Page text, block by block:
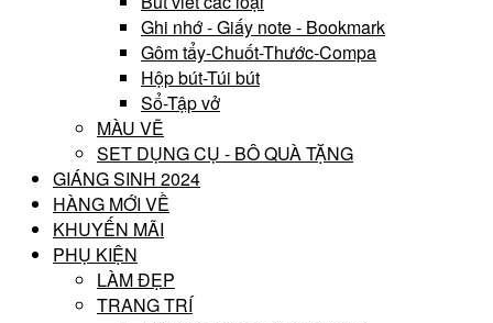
Ghi nhớ - Giấy note - Bookmark
Gôm tẩy-Chuốt-Thước-Compa
Hộp bút-Túi bút
Sổ-Tập vở
MÀU VẼ
SET DỤNG CỤ - BÔ QUÀ TẶNG
GIÁNG SINH 2024
HÀNG MỚI VỀ
KHUYẾN MÃI
PHỤ KIỆN
LÀM ĐẸP
TRANG TRÍ